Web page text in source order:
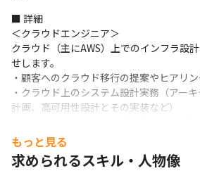
■ 詳細
＜クラウドエンジニア＞
クラウド（主にAWS）上でのインフラ設
せします。
・顧客へのクラウド移行の提案やヒアリ
・クラウド上のシステム設計実務（アー
計画、高可用性設計とその実装など）
ラブルシューティングなど）
＜システム開発エンジニア＞
もっと見る
求められるスキル・人物像